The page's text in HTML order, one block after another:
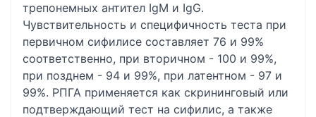
трепонемных антител IgM и IgG.
Чувствительность и специфичность теста при
первичном сифилисе составляет 76 и 99%
соответственно, при вторичном - 100 и 99%,
при позднем - 94 и 99%, при латентном - 97 и
99%. РПГА применяется как скрининговый или
подтверждающий тест на сифилис, а также